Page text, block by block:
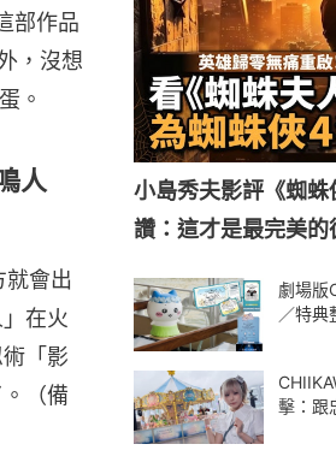
部作品
，沒想
。
人
會出
在火
「影
（備
小島秀夫影評《蜘
讚：這才是最完美的
劇場版
／特
擊：跟